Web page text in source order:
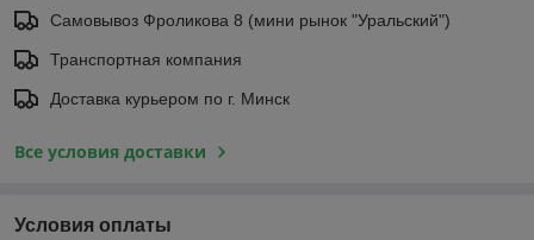
Самовывоз Фроликова 8 (мини рынок "Уральский")
Транспортная компания
Доставка курьером по г. Минск
Все условия доставки
Условия оплаты